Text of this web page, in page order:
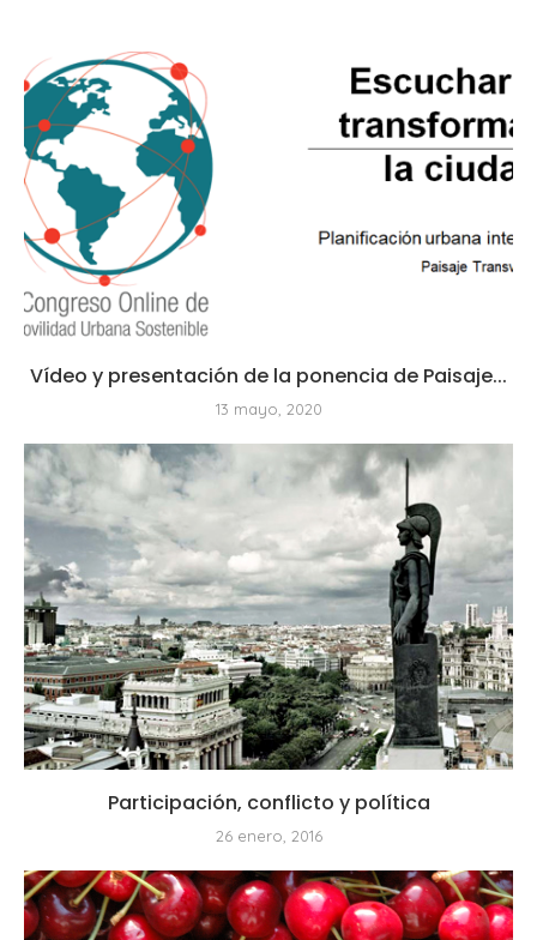
Vídeo y presentación de la ponencia de Paisaje...
13 mayo, 2020
Participación, conflicto y política
26 enero, 2016